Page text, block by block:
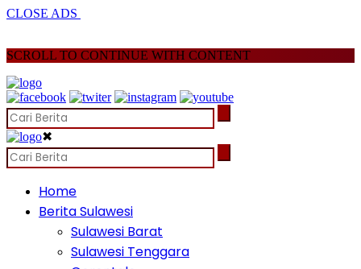
CLOSE ADS
SCROLL TO CONTINUE WITH CONTENT
✖
Home
Berita Sulawesi
Sulawesi Barat
Sulawesi Tenggara